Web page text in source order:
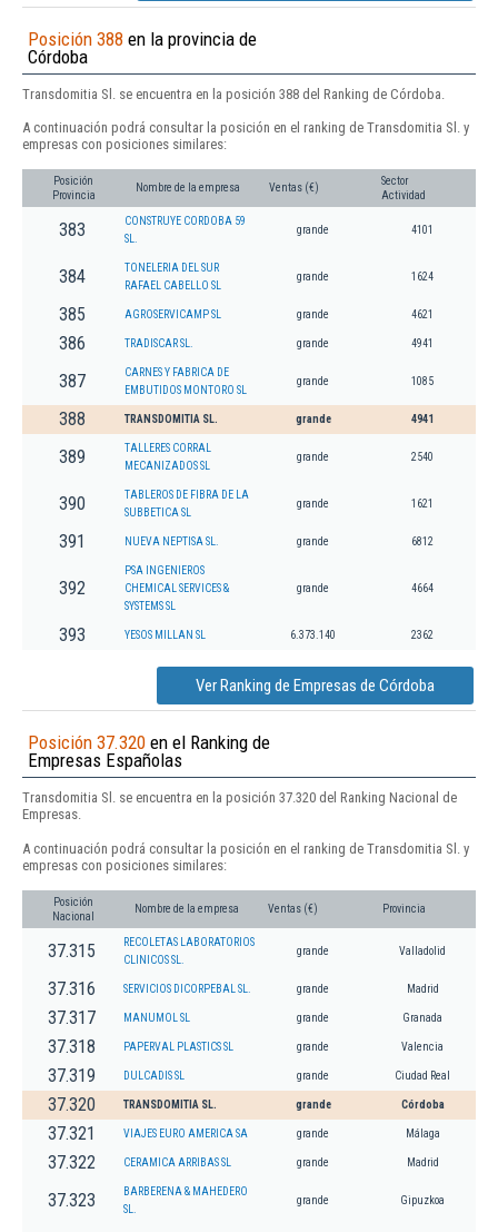
Posición 388 en la provincia de
Córdoba
Transdomitia Sl. se encuentra en la posición 388 del Ranking de Córdoba.
A continuación podrá consultar la posición en el ranking de Transdomitia Sl. y
empresas con posiciones similares:
Posición
Provincia
Nombre de la empresa Ventas (€)
Sector
Actividad
383
CONSTRUYE CORDOBA 59
SL.
grande 4101
384
TONELERIA DEL SUR
RAFAEL CABELLO SL
grande 1624
385 AGROSERVICAMP SL grande 4621
386 TRADISCAR SL. grande 4941
387
CARNES Y FABRICA DE
EMBUTIDOS MONTORO SL
grande 1085
388 TRANSDOMITIA SL. grande 4941
389
TALLERES CORRAL
MECANIZADOS SL
grande 2540
390
TABLEROS DE FIBRA DE LA
SUBBETICA SL
grande 1621
391 NUEVA NEPTISA SL. grande 6812
392
PSA INGENIEROS
CHEMICAL SERVICES &
SYSTEMS SL
grande 4664
393 YESOS MILLAN SL 6.373.140 2362
Ver Ranking de Empresas de Córdoba
Posición 37.320 en el Ranking de
Empresas Españolas
Transdomitia Sl. se encuentra en la posición 37.320 del Ranking Nacional de
Empresas.
A continuación podrá consultar la posición en el ranking de Transdomitia Sl. y
empresas con posiciones similares:
Posición
Nacional
Nombre de la empresa Ventas (€) Provincia
37.315
RECOLETAS LABORATORIOS
CLINICOS SL.
grande Valladolid
37.316 SERVICIOS DICORPEBAL SL. grande Madrid
37.317 MANUMOL SL grande Granada
37.318 PAPERVAL PLASTICS SL grande Valencia
37.319 DULCADIS SL grande Ciudad Real
37.320 TRANSDOMITIA SL. grande Córdoba
37.321 VIAJES EURO AMERICA SA grande Málaga
37.322 CERAMICA ARRIBAS SL grande Madrid
37.323
BARBERENA & MAHEDERO
SL.
grande Gipuzkoa